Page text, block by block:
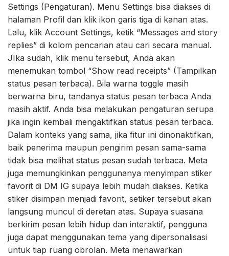
Settings (Pengaturan). Menu Settings bisa diakses di
halaman Profil dan klik ikon garis tiga di kanan atas.
Lalu, klik Account Settings, ketik “Messages and story
replies” di kolom pencarian atau cari secara manual.
JIka sudah, klik menu tersebut, Anda akan
menemukan tombol “Show read receipts” (Tampilkan
status pesan terbaca). Bila warna toggle masih
berwarna biru, tandanya status pesan terbaca Anda
masih aktif. Anda bisa melakukan pengaturan serupa
jika ingin kembali mengaktifkan status pesan terbaca.
Dalam konteks yang sama, jika fitur ini dinonaktifkan,
baik penerima maupun pengirim pesan sama-sama
tidak bisa melihat status pesan sudah terbaca. Meta
juga memungkinkan penggunanya menyimpan stiker
favorit di DM IG supaya lebih mudah diakses. Ketika
stiker disimpan menjadi favorit, setiker tersebut akan
langsung muncul di deretan atas. Supaya suasana
berkirim pesan lebih hidup dan interaktif, pengguna
juga dapat menggunakan tema yang dipersonalisasi
untuk tiap ruang obrolan. Meta menawarkan